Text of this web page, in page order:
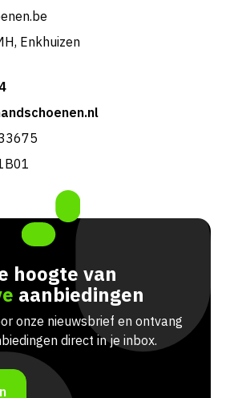
Enkhuizen
hoogte van
aanbiedingen
onze nieuwsbrief en ontvang
direct in je inbox.